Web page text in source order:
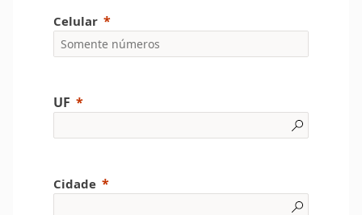
Celular
UF
Cidade